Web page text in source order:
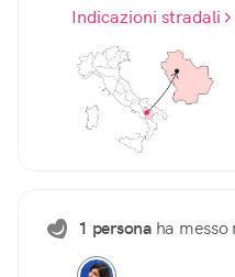
Indicazioni stradali
1 personaha messo